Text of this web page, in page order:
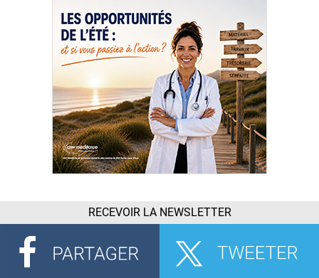
RECEVOIR LA NEWSLETTER